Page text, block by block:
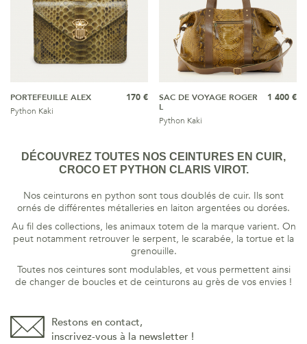
PORTEFEUILLE ALEX
Python Kaki
170 €
SAC DE VOYAGE ROGER
L
Python Kaki
1 400 €
DÉCOUVREZ TOUTES NOS CEINTURES EN CUIR,
CROCO ET PYTHON CLARIS VIROT.
Nos ceinturons en python sont tous doublés de cuir. Ils sont
ornés de différentes métalleries en laiton argentées ou dorées.
Au fil des collections, les animaux totem de la marque varient. On
peut notamment retrouver le serpent, le scarabée, la tortue et la
grenouille.
Toutes nos ceintures sont modulables, et vous permettent ainsi
de changer de boucles et de ceinturons au grès de vos envies !
Restons en contact,
inscrivez-vous à la newsletter !